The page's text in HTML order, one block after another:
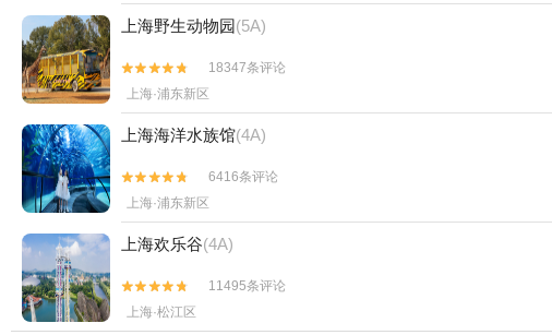
上海野生动物园(5A)


18347条评论
上海·浦东新区
上海海洋水族馆(4A)


6416条评论
上海·浦东新区
上海欢乐谷(4A)


11495条评论
上海·松江区